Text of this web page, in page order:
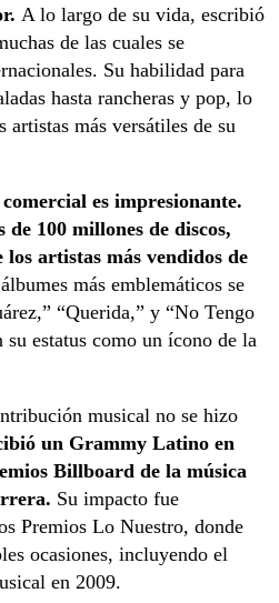
A lo largo de su vida, escribió
de las cuales se
Su habilidad para
hasta rancheras y pop, lo
más versátiles de su
es impresionante.
100 millones de discos,
artistas más vendidos de
más emblemáticos se
“Querida,” y “No Tengo
estatus como un ícono de la
musical no se hizo
un Grammy Latino en
Billboard de la música
Su impacto fue
Premios Lo Nuestro, donde
ocasiones, incluyendo el
en 2009.